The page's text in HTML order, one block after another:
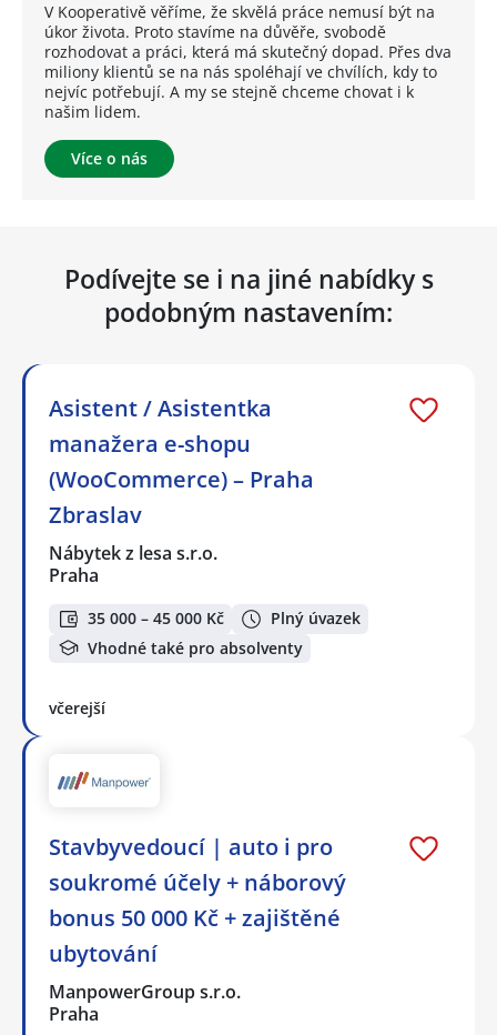
V Kooperativě věříme, že skvělá práce nemusí být na
úkor života. Proto stavíme na důvěře, svobodě
rozhodovat a práci, která má skutečný dopad. Přes dva
miliony klientů se na nás spoléhají ve chvílích, kdy to
nejvíc potřebují. A my se stejně chceme chovat i k
našim lidem.
Více o nás
Podívejte se i na jiné nabídky s
podobným nastavením:
Asistent / Asistentka
manažera e-shopu
(WooCommerce) – Praha
Zbraslav
Nábytek z lesa s.r.o.
Praha
35 000 – 45 000 Kč
Plný úvazek
Vhodné také pro absolventy
včerejší
Stavbyvedoucí | auto i pro
soukromé účely + náborový
bonus 50 000 Kč + zajištěné
ubytování
ManpowerGroup s.r.o.
Praha